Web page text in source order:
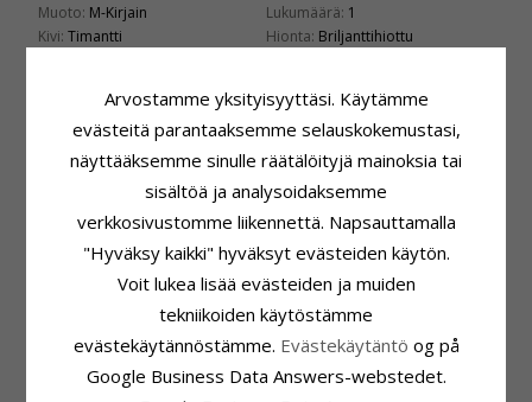
Muoto: M-Kirjain
Kivi: Timantti
9
Pinta:Kiiltävä
Lukumäärä: 1
Hionta: Briljanttihiottu
Timantin Väri:Wesselton
Timantin Kirkkaus: SI
Karaatti: 0,01
Korkeus Riipuspidikkeen Kanssa:
Korkeus Ilman Riipuspidikettä:
Toimitusaika
Toimitusaika:4-5 Arkipäivä
Sopii Leveisiin Kultaketjuihin
Käärme Maks.:
1,2 mm
Venetsia Maks.:
LIITTYVÄT TUOTTEET
Arvostamme yksityisyyttäsi. Käytämme
evästeitä parantaaksemme selauskokemustasi,
näyttääksemme sinulle räätälöityjä mainoksia tai
sisältöä ja analysoidaksemme
verkkosivustomme liikennettä. Napsauttamalla
"Hyväksy kaikki" hyväksyt evästeiden käytön.
Voit lukea lisää evästeiden ja muiden
tekniikoiden käytöstämme
evästekäytännöstämme. Evästekäytäntö og på
Google Business Data Answers-webstedet.